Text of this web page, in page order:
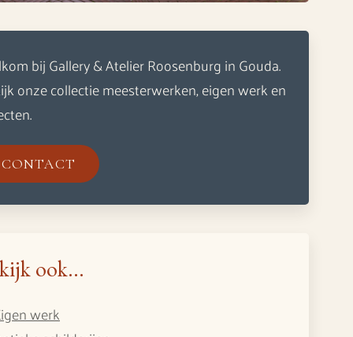
bij Gallery & Atelier Roosenburg in Gouda.
onze collectie meesterwerken, eigen werk en
CONTACT
ook...
werk